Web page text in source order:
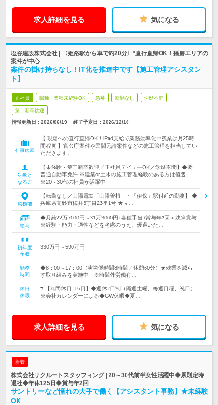
求人詳細を見る 気になる
塩谷建設株式会社 | 〈姫路駅から車で約20分〉*直行直帰OK！播磨エリアの
案件が中心
案件の掛け持ちなし！IT化を推進中です【施工管理アシスタン
ト】
正社員 職種・業種未経験OK 急募 転勤なし 学歴不問
第二新卒歓迎
情報更新日：2026/06/19 終了予定日： 2026/12/10
仕事内容
【 現場への直行直帰OK！iPad支給で業務効率化⇒残業は月25時
間程度 】官公庁案件や民間元請案件などの施工管理を担当してい
ただきます。
対象と
なる方
【未経験・第二新卒歓迎／正社員デビューOK／学歴不問】◆要
普通自動車免許 ※建築or土木の施工管理経験のある方は優遇
※20～30代の社員が活躍中
勤務地
【転勤なし／山陽電鉄「山陽曽根」・「伊保」駅付近の勤務】 ◆
兵庫県高砂市梅井3丁目23番1号 ★マ…
給与
◆月給22万7000円～31万3000円+各種手当+賞与年2回＋決算賞与
※経験・能力・適性などを考慮のうえ、優遇いた…
初年度
年収
330万円～590万円
勤務
時間
◆8：00～17：00（実労働時間8時間／休憩60分）★残業を減ら
す取り組みを実施中！※時間外労働有…
休日
休暇
# 【年間休日116日】◆週休2日制（隔週土曜、毎週日曜、祝日）
※会社カレンダーによる◆GW休暇◆夏…
求人詳細を見る 気になる
新着
株式会社リクルートスタッフィング | 20～30代前半女性活躍中◆原則定時
退社◆年休125日◆賞与年2回
サントリーなど憧れの大手で働く【アシスタント事務】★未経験
OK